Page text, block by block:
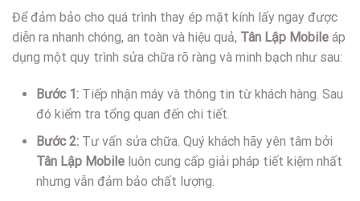
Để đảm bảo cho quá trình thay ép mặt kính lấy ngay được
diễn ra nhanh chóng, an toàn và hiệu quả, Tân Lập Mobile áp
dụng một quy trình sửa chữa rõ ràng và minh bạch như sau:
Bước 1: Tiếp nhận máy và thông tin từ khách hàng. Sau
đó kiểm tra tổng quan đến chi tiết.
Bước 2: Tư vấn sửa chữa. Quý khách hãy yên tâm bởi
Tân Lập Mobile luôn cung cấp giải pháp tiết kiệm nhất
nhưng vẫn đảm bảo chất lượng.